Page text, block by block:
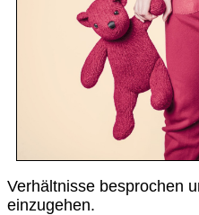
Verhältnisse besprochen
einzugehen.